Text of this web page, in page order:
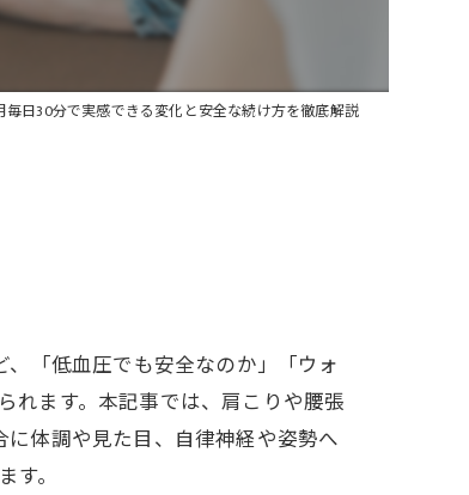
毎日30分で実感できる変化と安全な続け方を徹底解説
「低血圧でも安全なのか」「ウォ
れます。本記事では、肩こりや腰張
体調や見た目、自律神経や姿勢へ
。